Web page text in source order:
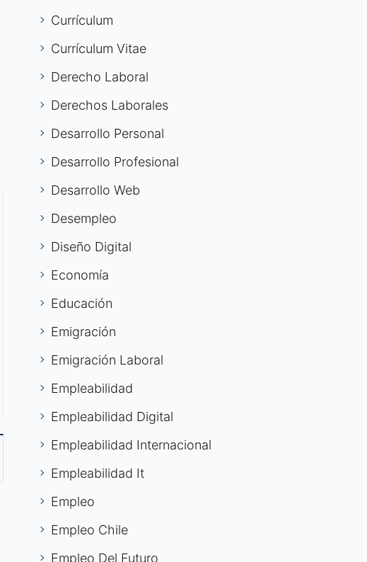
Currículum
Currículum Vitae
Derecho Laboral
Derechos Laborales
Desarrollo Personal
Desarrollo Profesional
Desarrollo Web
Desempleo
Diseño Digital
Economía
Educación
Emigración
Emigración Laboral
Empleabilidad
Empleabilidad Digital
Empleabilidad Internacional
Empleabilidad It
Empleo
Empleo Chile
Empleo Del Futuro